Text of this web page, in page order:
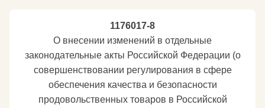
1176017-8
О внесении изменений в отдельные
законодательные акты Российской Федерации (о
совершенствовании регулирования в сфере
обеспечения качества и безопасности
продовольственных товаров в Российской